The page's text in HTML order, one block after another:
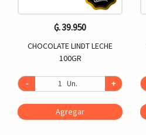
₲. 39.950
CHOCOLATE LINDT LECHE
100GR
- Un. +
Agregar